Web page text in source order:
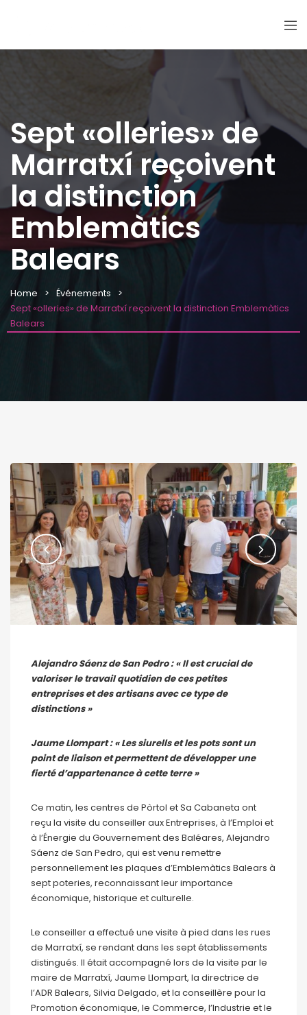
Sept «olleries» de
Marratxí reçoivent
la distinction
Emblemàtics
Balears
Home
Événements
Sept «olleries» de Marratxí reçoivent la distinction Emblemàtics
Balears
Alejandro Sáenz de San Pedro : « Il est crucial de
valoriser le travail quotidien de ces petites
entreprises et des artisans avec ce type de
distinctions »
Jaume Llompart : « Les siurells et les pots sont un
point de liaison et permettent de développer une
fierté d’appartenance à cette terre »
Ce matin, les centres de Pòrtol et Sa Cabaneta ont
reçu la visite du conseiller aux Entreprises, à l’Emploi et
à l’Énergie du Gouvernement des Baléares, Alejandro
Sáenz de San Pedro, qui est venu remettre
personnellement les plaques d’Emblemàtics Balears à
sept poteries, reconnaissant leur importance
économique, historique et culturelle.
Le conseiller a effectué une visite à pied dans les rues
de Marratxí, se rendant dans les sept établissements
distingués. Il était accompagné lors de la visite par le
maire de Marratxí, Jaume Llompart, la directrice de
l’ADR Balears, Silvia Delgado, et la conseillère pour la
Promotion économique, le Commerce, l’Industrie et le